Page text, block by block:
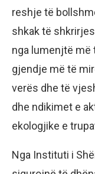
reshje të
shkak të
nga lumenjtë më
gjendje më të
verës dhe të
dhe ndikimet e
ekologjike e
Nga Instituti i